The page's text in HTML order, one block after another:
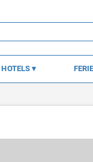
HOTELS